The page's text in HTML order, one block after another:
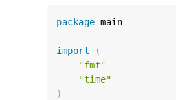
package main
import
(
"fmt"
"time"
)